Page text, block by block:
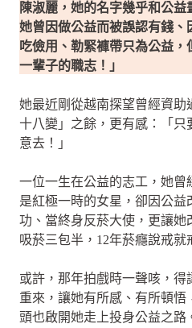
陳淑麗，她的名字幾乎和公益
她曾因做公益而被誤認有錢
吃儉用、勒緊褲帶只為公益
一輩子的職志！」
她最近剛從越南探望曾經資助
十八變」之餘，更有感：「只
意去！」
一位一生在公益的志工，她曾
是紅極一時的女星，卻因公
功、當終身反菸大使，更讓
吸菸三包半，12年菸癮說戒就
或許，那年拍戲時一聲咳，
重來，讓她有所感、有所頓
頭也啟開她走上投身公益之路